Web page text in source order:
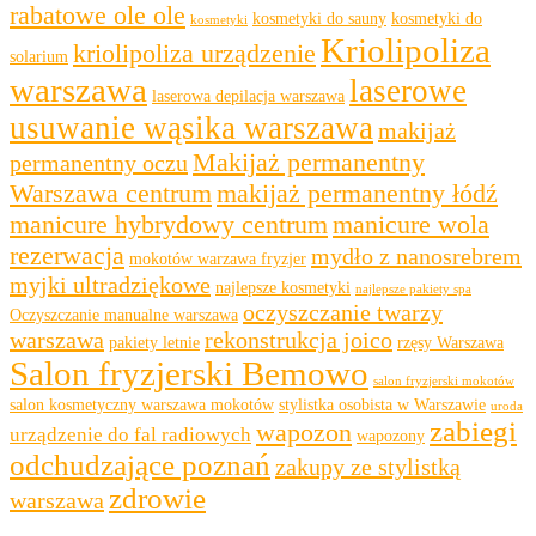
rabatowe ole ole kosmetyki kosmetyki do sauny kosmetyki do
solarium kriolipoliza urządzenie Kriolipoliza
warszawa laserowa depilacja warszawa laserowe
usuwanie wąsika warszawa makijaż
permanentny oczu Makijaż permanentny
Warszawa centrum makijaż permanentny łódź
manicure hybrydowy centrum manicure wola
rezerwacja mokotów warzawa fryzjer mydło z nanosrebrem
myjki ultradziękowe najlepsze kosmetyki najlepsze pakiety spa
Oczyszczanie manualne warszawa oczyszczanie twarzy
warszawa pakiety letnie rekonstrukcja joico rzęsy Warszawa
Salon fryzjerski Bemowo salon fryzjerski mokotów
salon kosmetyczny warszawa mokotów stylistka osobista w Warszawie uroda
urządzenie do fal radiowych wapozon wapozony zabiegi
odchudzające poznań zakupy ze stylistką
warszawa zdrowie